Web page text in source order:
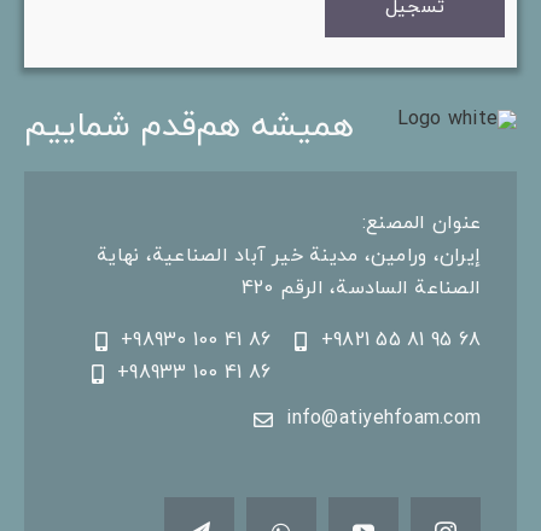
تسجيل
همیشه هم‌قدم شماییم
عنوان المصنع:
إيران، ورامين، مدينة خير آباد الصناعية، نهاية
الصناعة السادسة، الرقم 420
+9821 55 81 95 68
+98930 100 41 86
+98933 100 41 86
info@atiyehfoam.com